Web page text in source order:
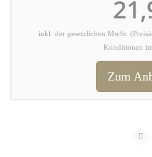
inkl. der gesetzlichen MwSt.
Konditionen
Zum